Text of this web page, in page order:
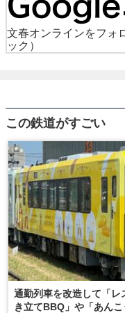
文春オンラインをフォ
ック）
この鉄道がすごい
通勤列車を改造して「
き立てBBQ」や「あん